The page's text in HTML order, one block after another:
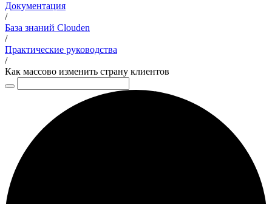
Документация
/
База знаний Clouden
/
Практические руководства
/
Как массово изменить страну клиентов